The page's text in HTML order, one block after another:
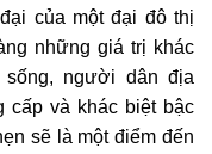
của một đại đô thị
những giá trị khác
người dân địa
cấp và khác biệt bậc
sẽ là một điểm đến